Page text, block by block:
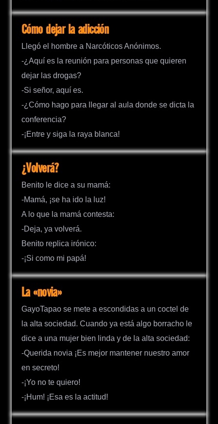
Cómo dejar la adicción
Llegó el hombre a Narcóticos Anónimos.
-¿Aquí es la reunión para personas que quieren
dejar las drogas?
-Si señor, aquí es.
-¿Cómo hago para llegar al aula donde se dicta la
conferencia?
-¡Entre y siga la raya blanca!
¿Volverá?
Benito le dice a su mamá:
-Mamá, ¡se ha ido la luz!
A lo que la mamá contesta:
-Deja, ya volverá.
Benito replica irónico:
-¡Si como mi papá!
La «novia»
GayoTapao se mete a escondidas a un coctel de
la alta sociedad. Cuando ya está algo borracho le
dice a una mujer bien linda y de la alta sociedad:
-Querida novia ¡Es mejor mantener nuestro amor
en secreto!
-¡Yo no te quiero!
-¡Hum! ¡Esa es la actitud!